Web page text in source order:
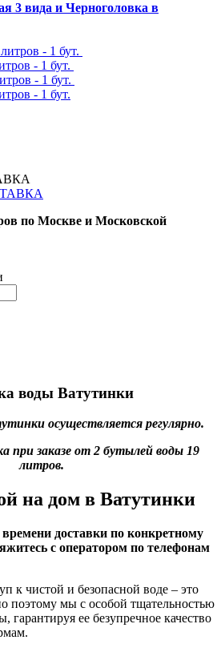
3 вида и Черноголовка в
- 1 бут.
- 1 бут.
- 1 бут.
- 1 бут.
по Москве и Московской
воды Ватутинки
осуществляется регулярно.
при заказе от 2 бутылей воды 19
литров.
на дом в Ватутинки
доставки по конкретному
с оператором по телефонам
к чистой и безопасной воде – это
поэтому мы с особой тщательностью
ее безупречное качество